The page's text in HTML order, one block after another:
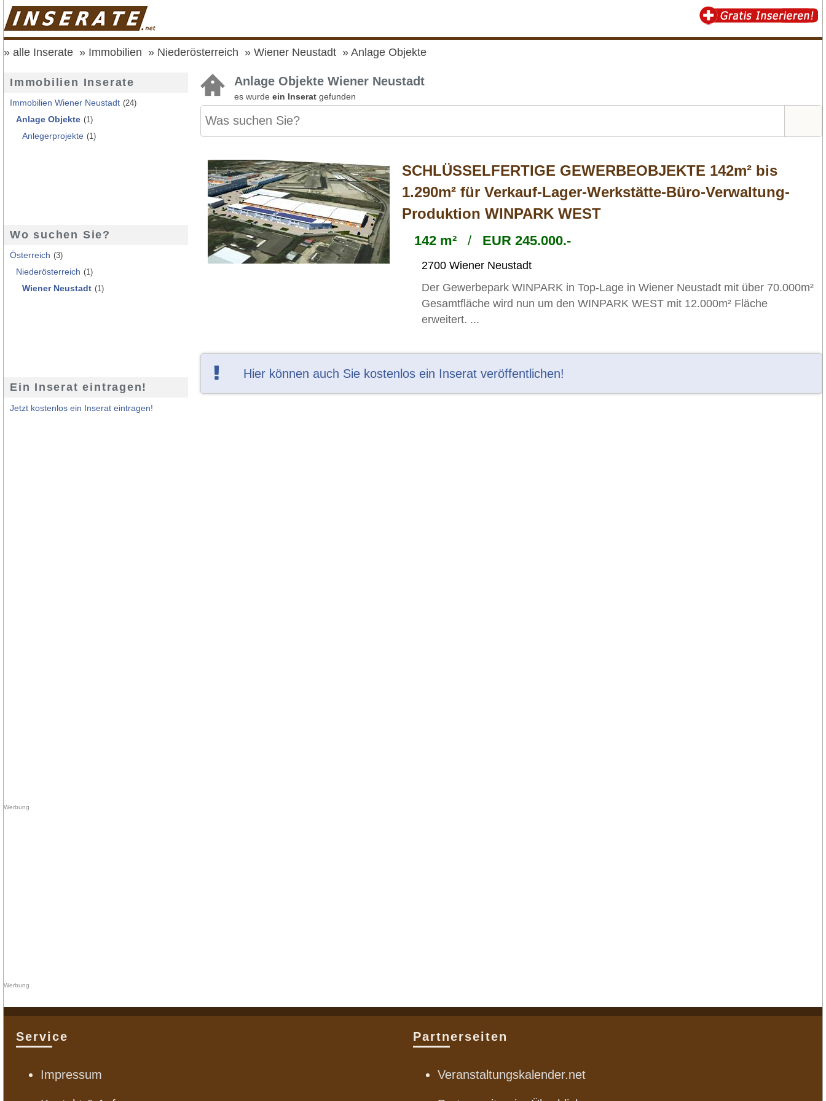
alle Inserate Immobilien Niederösterreich Wiener Neustadt Anlage Objekte
Anlage Objekte Wiener Neustadt
es wurde ein Inserat gefunden
SCHLÜSSELFERTIGE GEWERBEOBJEKTE 142m² bis
1.290m² für Verkauf-Lager-Werkstätte-Büro-Verwaltung-
Produktion WINPARK WEST
142 m² / EUR 245.000.-
2700 Wiener Neustadt
Der Gewerbepark WINPARK in Top-Lage in Wiener Neustadt mit über 70.000m²
Gesamtfläche wird nun um den WINPARK WEST mit 12.000m² Fläche
erweitert. ...
Hier können auch Sie kostenlos ein Inserat veröffentlichen!
Immobilien Inserate
Immobilien Wiener Neustadt (24)
Anlage Objekte (1)
Anlegerprojekte (1)
Wo suchen Sie?
Österreich (3)
Niederösterreich (1)
Wiener Neustadt (1)
Ein Inserat eintragen!
Jetzt kostenlos ein Inserat eintragen!
Service
Impressum
Partnerseiten
Veranstaltungskalender.net